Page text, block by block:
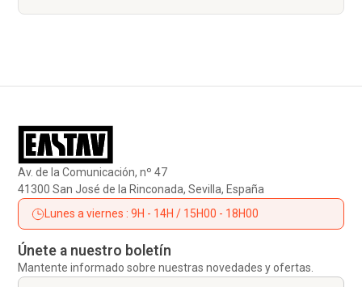
Av. de la Comunicación, nº 47
41300 San José de la Rinconada, Sevilla, España
Lunes a viernes : 9H - 14H / 15H00 - 18H00
Únete a nuestro boletín
Mantente informado sobre nuestras novedades y ofertas.